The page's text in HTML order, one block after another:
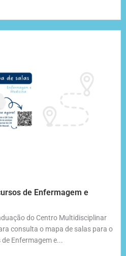
de Enfermagem e
do Centro Multidisciplinar
consulta o mapa de salas para o
Enfermagem e...